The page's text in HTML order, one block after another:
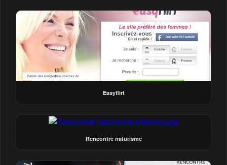
Easyflirt
Rencontre naturisme